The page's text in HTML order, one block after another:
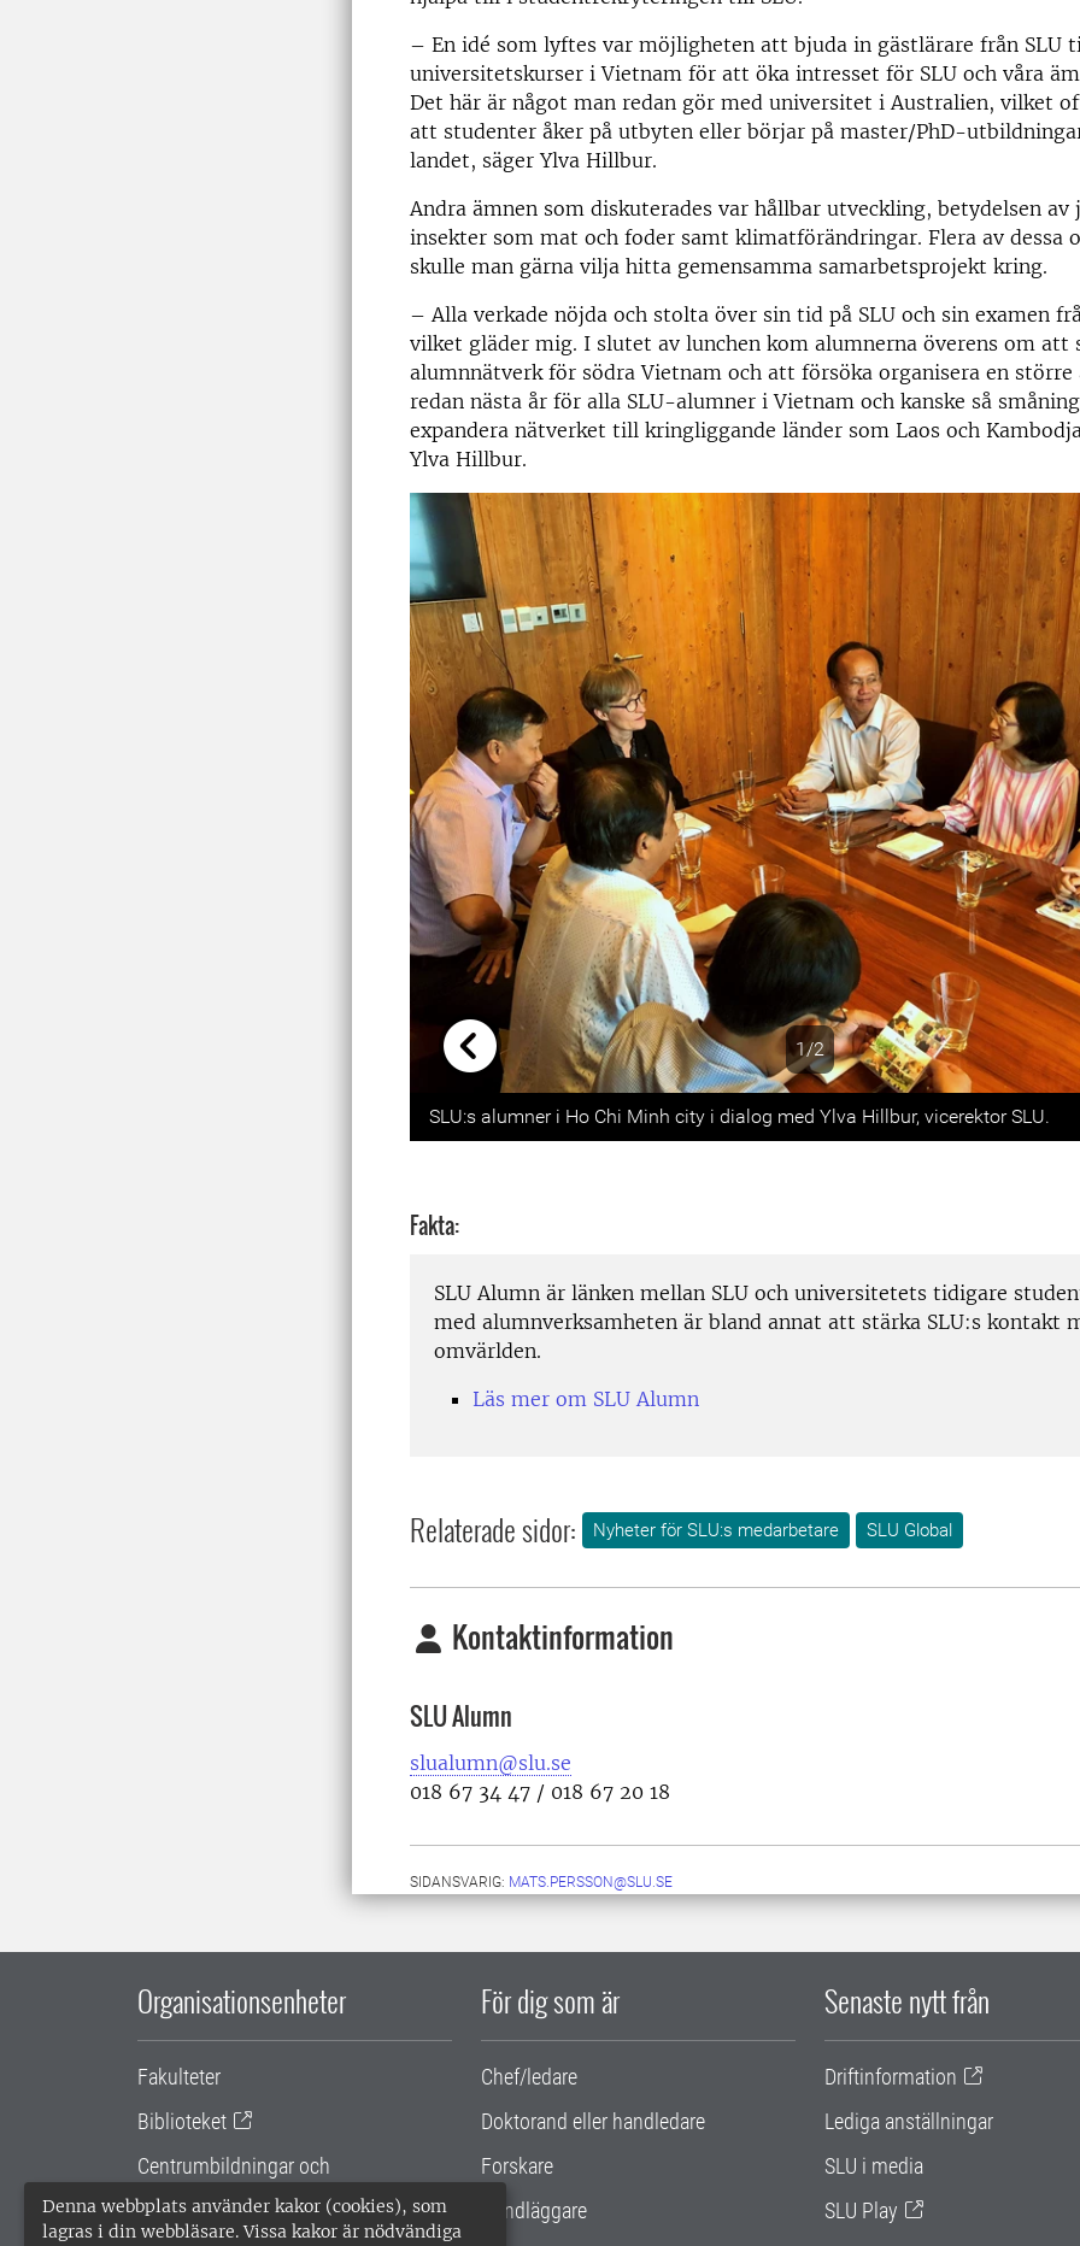
Denna webbplats använder kakor (cookies), som
lagras i din webbläsare. Vissa kakor är nödvändiga
– En idé som lyftes var möjligheten att bjuda in gästlärare från SLU
universitetskurser i Vietnam för att öka intresset för SLU och våra
Det här är något man redan gör med universitet i Australien, vilket
att studenter åker på utbyten eller börjar på master/PhD-
landet, säger Ylva Hillbur.
Andra ämnen som diskuterades var hållbar utveckling, betydelsen av
insekter som mat och foder samt klimatförändringar. Flera av dessa
skulle man gärna vilja hitta gemensamma samarbetsprojekt kring.
– Alla verkade nöjda och stolta över sin tid på SLU och sin examen
vilket gläder mig. I slutet av lunchen kom alumnerna överens om att
alumnnätverk för södra Vietnam och att försöka organisera en
redan nästa år för alla SLU-alumner i Vietnam och kanske så
expandera nätverket till kringliggande länder som Laos och
Ylva Hillbur.
1/2
Previous
SLU:s alumner i Ho Chi Minh city i dialog med Ylva Hillbur, vicerektor SLU.
Fakta:
SLU Alumn är länken mellan SLU och universitetets tidigare
med alumnverksamheten är bland annat att stärka SLU:s kontakt
omvärlden.
Läs mer om SLU Alumn
Relaterade sidor: Nyheter för SLU:s medarbetare SLU Global
Kontaktinformation
SLU Alumn
slualumn@slu.se
018 67 34 47 / 018 67 20 18
SIDANSVARIG: MATS.PERSSON@SLU.SE
Organisationsenheter
Fakulteter
Biblioteket
Centrumbildningar och
samarbetsprojekt
För dig som är
Chef/ledare
Doktorand eller handledare
Forskare
Handläggare
Senaste nytt från
Driftinformation
Lediga anställningar
SLU i media
SLU Play